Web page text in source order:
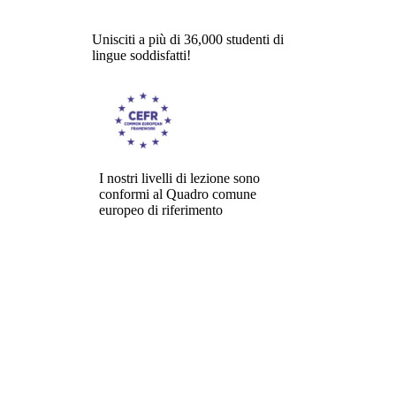
Unisciti a più di 36,000 studenti di
lingue soddisfatti!
I nostri livelli di lezione sono
conformi al Quadro comune
europeo di riferimento